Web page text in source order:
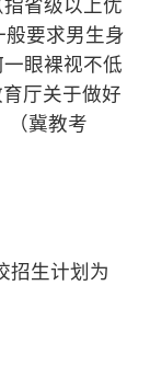
省级以上优
要求男生身
眼裸视不低
厅关于做好
（冀教考
招生计划为